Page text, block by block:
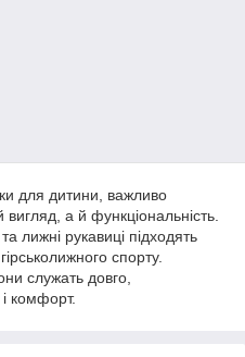
для дитини, важливо
а й функціональність.
лижні рукавиці підходять
спорту.
служать довго,
комфорт.